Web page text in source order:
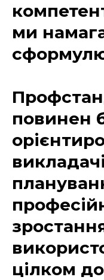
ми
повинен
цілком